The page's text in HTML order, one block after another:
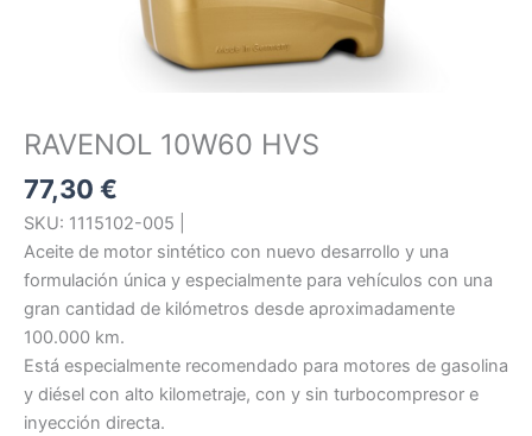
RAVENOL 10W60 HVS
77,30 €
SKU: 1115102-005 |
Aceite de motor sintético con nuevo desarrollo y una
formulación única y especialmente para vehículos con una
gran cantidad de kilómetros desde aproximadamente
100.000 km.
Está especialmente recomendado para motores de gasolina
y diésel con alto kilometraje, con y sin turbocompresor e
inyección directa.